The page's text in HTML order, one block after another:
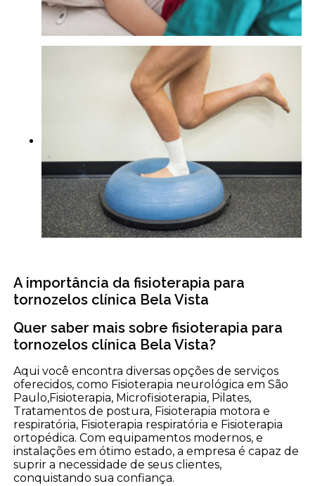
A importância da fisioterapia para
tornozelos clínica Bela Vista
Quer saber mais sobre fisioterapia para
tornozelos clínica Bela Vista?
Aqui você encontra diversas opções de serviços
oferecidos, como Fisioterapia neurológica em São
Paulo,Fisioterapia, Microfisioterapia, Pilates,
Tratamentos de postura, Fisioterapia motora e
respiratória, Fisioterapia respiratória e Fisioterapia
ortopédica. Com equipamentos modernos, e
instalações em ótimo estado, a empresa é capaz de
suprir a necessidade de seus clientes,
conquistando sua confiança.